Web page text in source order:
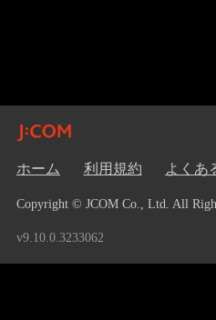
ホーム 利用規約 よくあ
Copyright © JCOM Co., Ltd. All
v9.10.0.3233062